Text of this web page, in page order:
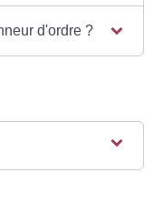
d'ordre ?